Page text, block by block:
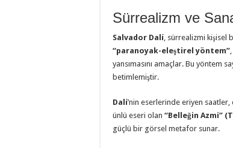
Sürrealizm ve
Salvador Dalí , sürrealizmi kişisel
“paranoyak-eleştirel yöntem”
yansımasını amaçlar. Bu yöntem
betimlemiştir.
Dalí’nin eserlerinde eriyen
ünlü eseri olan “Belleğin Azmi”
güçlü bir görsel metafor sunar.